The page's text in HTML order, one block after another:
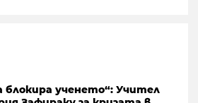
ученето“: Учител